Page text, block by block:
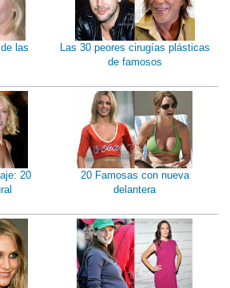
las
Las 30 peores cirugías plásticas
de famosos
20
20 Famosas con nueva
delantera